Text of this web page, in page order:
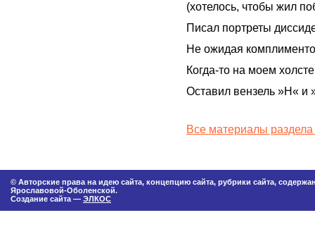
(хотелось, чтобы жил
Писал портреты
Не ожидая
Когда-то на моем холсте
Оставил вензель »Н« и
Все материалы
© Авторские права на идею сайта, концепцию сайта, рубрики сайта,
Ярославовой-Оболенской.
Создание сайта — ЭЛКОС